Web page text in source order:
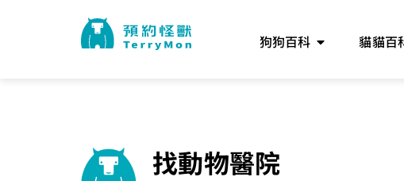
狗狗百科 貓貓百
找動物醫院